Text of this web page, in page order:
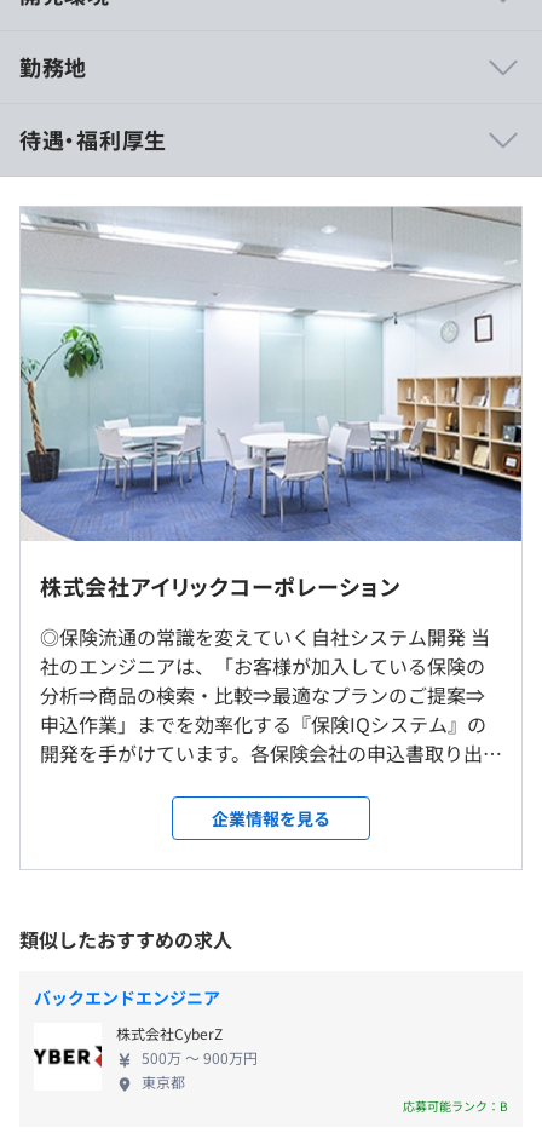
中心に、Javaを用いたバックエンド開発を主軸として取
り組んでいます。
特徴は、単なる“開発工程の一部分”ではなく、要件整理・
設計・実装・テスト・リリース・運用改善まで一貫して関
われる点です。
特に保険業界は業務知識が重要となるため、エンジニア自
身が業務理解を深めながら、システム改善や仕様提案に携
わる文化があります。
開発現場では、既存システムの安定運用だけではなく、継
続的な改善やリファクタリングにも取り組んでおり、「ど
う作るか」だけでなく「どうすれば長く運用できるか」ま
で考えながら開発を行っています。
また、チーム内でのレビュー・相談を重視しており、一人
で抱え込まずに相談しながら進める文化が根付いていま
す。
SIer出身者も多く在籍しているため、これまでの経験を活
かしながら、より事業やサービスに近い立場で開発に関わ
ることができます。
つ、フロントエンド・インフラ・クラウドなど周辺技術に
も触れられる環境があり、技術領域を広げながら成長でき
る点も特徴です。
当社では、来店型保険ショップ「保険クリニック」をはじ
め、金融機関・保険代理店向けに、保険提案・比較・申込
支援を行う独自システムを自社開発しています。
単なる業務システムではなく、「複雑でわかりづらい保険
勤務地
就業場所の変更範囲
＜雇入時＞
本社
＜変更範囲＞
受動喫煙防止措置に関する事項
東京メトロ丸ノ内線「本郷三丁目駅」より徒歩3分
待遇・福利厚生
想定年収：450万円～700万円
月給：375,000円 〜 583,333円
【内訳】
・基本給：313,725円〜488,017円
・固定残業代：61,275円〜95,316円（25時間分／超過分
は別途支給）
※給与は、これまでの経験・能力を考慮の上、当社規定に
基づき決定します。
※業績に応じて、決算賞与を支給する場合があります。
（※想定年収は年収提示額を保証するものではありません）
・フレックスタイム制（コアタイム／11：00～15：00）
・フレキシブルタイム／始業8：00～11：00・終業15：
※月間所定労働時間：160時間前後
本ですが、柔軟に調整可能です。
平均残業時間：月平均10時間程度
「有給取得率70.8％」「平均取得日数10.8日」と、休暇も
取得しやすい環境です。
株式会社アイリックコーポレーション
◎保険流通の常識を変えていく自社システム開発 当
社のエンジニアは、「お客様が加入している保険の
分析⇒商品の検索・比較⇒最適なプランのご提案⇒
申込作業」までを効率化する『保険IQシステム』の
開発を手がけています。各保険会社の申込書取り出し
る機能も充実しており、やりがいを感じられるお仕
め、お客様に保険商品の提案ができる画期的なツー
険事業を展開している異業種企業にも提供していま
す。2016年に施行された保険業法改正にも対応して
おり、保険流通の新スタンダードツールとして、さま
ざまな企業にご活用いただいております。 保険ショ
ップはお客様に自由な保険選びをしていただくため
の場所。『保険クリニック』は、多くのお客様に
「自分で比較して選ぶ保険」の世界を提供するべ
企業情報を見る
類似したおすすめの求人
バックエンドエンジニア
株式会社CyberZ
500万 〜 900万円
東京都
応募可能ランク：B